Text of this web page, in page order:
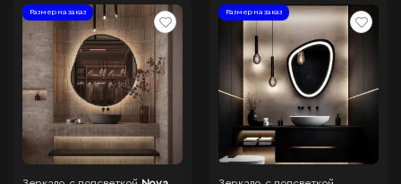
Размер на заказ Размер на заказ